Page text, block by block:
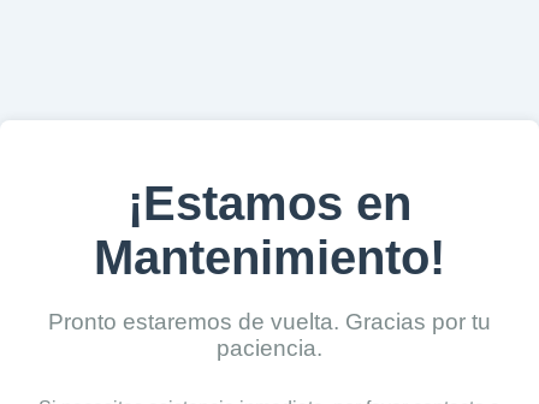
¡Estamos en
Mantenimiento!
Pronto estaremos de vuelta. Gracias por tu
paciencia.